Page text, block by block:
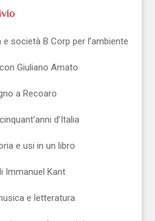
società B Corp per l’ambiente
Giuliano Amato
a Recoaro
d’Italia
e usi in un libro
Immanuel Kant
e letteratura